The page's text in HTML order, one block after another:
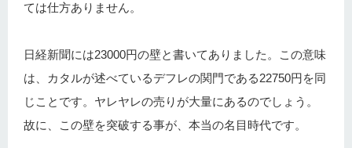
ては仕方ありません。
日経新聞には23000円の壁と書いてありました。この意味
は、カタルが述べているデフレの関門である22750円を同
じことです。ヤレヤレの売りが大量にあるのでしょう。
故に、この壁を突破する事が、本当の名目時代です。